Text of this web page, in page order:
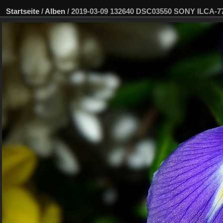
Startseite / Alben / 2019-03-09 132640 DSC03550 SONY ILCA-